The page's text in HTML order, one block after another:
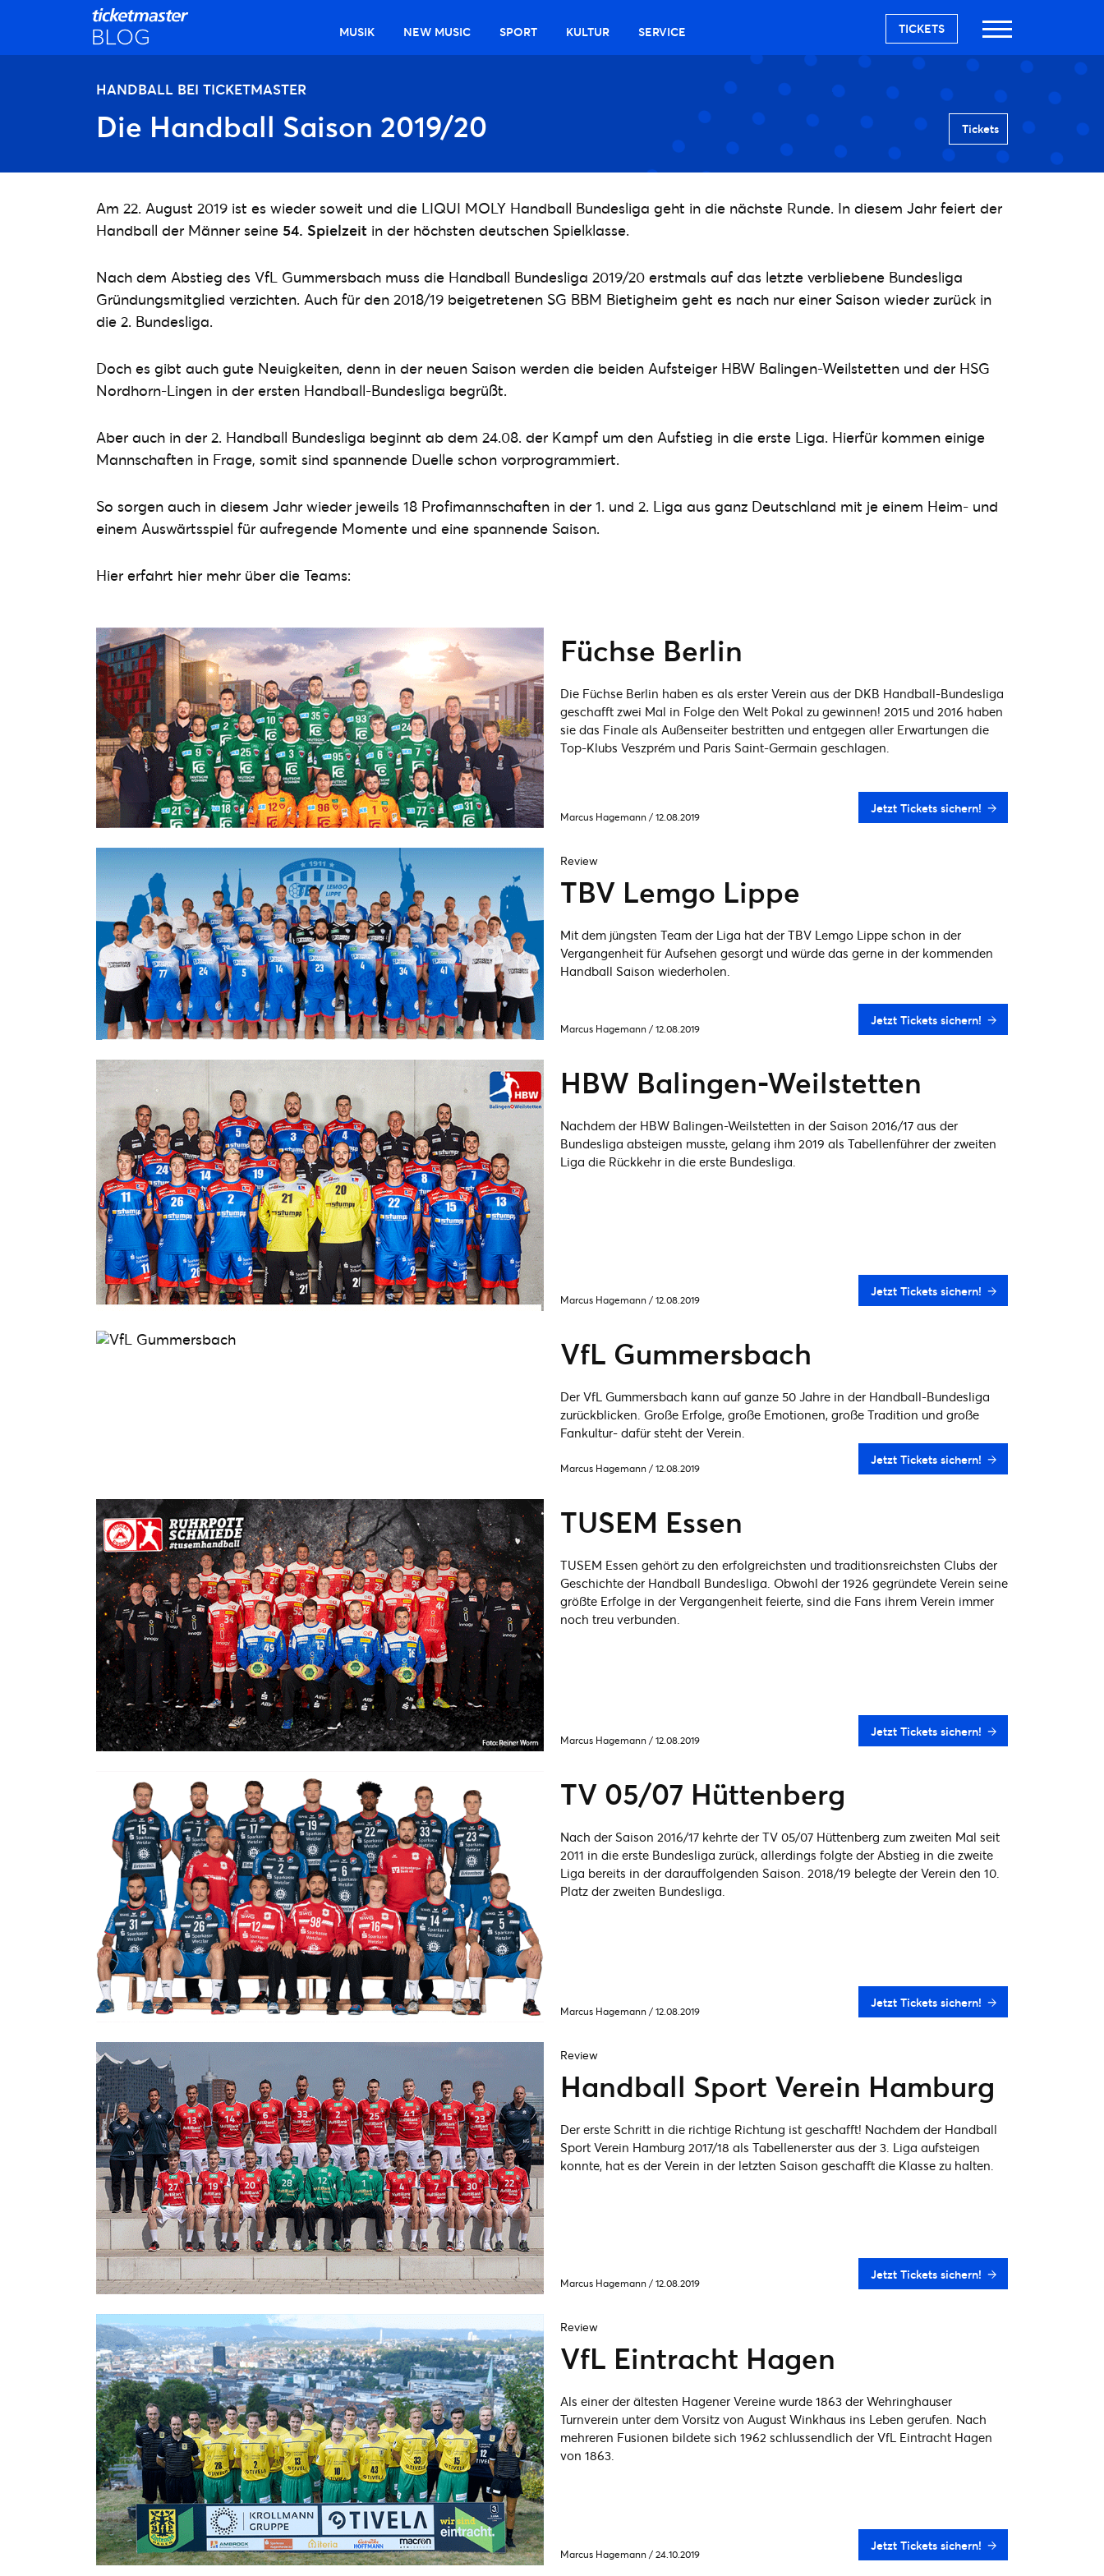
MUSIK NEW MUSIC SPORT KULTUR SERVICE TICKETS
HANDBALL BEI TICKETMASTER
Die Handball Saison 2019/20 Tickets
Am 22. August 2019 ist es wieder soweit und die LIQUI MOLY Handball Bundesliga geht in die nächste Runde. In diesem Jahr feiert der
Handball der Männer seine 54. Spielzeit in der höchsten deutschen Spielklasse.
Nach dem Abstieg des VfL Gummersbach muss die Handball Bundesliga 2019/20 erstmals auf das letzte verbliebene Bundesliga
Gründungsmitglied verzichten. Auch für den 2018/19 beigetretenen SG BBM Bietigheim geht es nach nur einer Saison wieder zurück in
die 2. Bundesliga.
Doch es gibt auch gute Neuigkeiten, denn in der neuen Saison werden die beiden Aufsteiger HBW Balingen-Weilstetten und der HSG
Nordhorn-Lingen in der ersten Handball-Bundesliga begrüßt.
Aber auch in der 2. Handball Bundesliga beginnt ab dem 24.08. der Kampf um den Aufstieg in die erste Liga. Hierfür kommen einige
Mannschaften in Frage, somit sind spannende Duelle schon vorprogrammiert.
So sorgen auch in diesem Jahr wieder jeweils 18 Profimannschaften in der 1. und 2. Liga aus ganz Deutschland mit je einem Heim- und
einem Auswärtsspiel für aufregende Momente und eine spannende Saison.
Hier erfahrt hier mehr über die Teams:
Füchse Berlin
Die Füchse Berlin haben es als erster Verein aus der DKB Handball-Bundesliga
geschafft zwei Mal in Folge den Welt Pokal zu gewinnen! 2015 und 2016 haben
sie das Finale als Außenseiter bestritten und entgegen aller Erwartungen die
Top-Klubs Veszprém und Paris Saint-Germain geschlagen.
Marcus Hagemann / 12.08.2019
Jetzt Tickets sichern!
Review
TBV Lemgo Lippe
Mit dem jüngsten Team der Liga hat der TBV Lemgo Lippe schon in der
Vergangenheit für Aufsehen gesorgt und würde das gerne in der kommenden
Handball Saison wiederholen.
Marcus Hagemann / 12.08.2019
Jetzt Tickets sichern!
HBW Balingen-Weilstetten
Nachdem der HBW Balingen-Weilstetten in der Saison 2016/17 aus der
Bundesliga absteigen musste, gelang ihm 2019 als Tabellenführer der zweiten
Liga die Rückkehr in die erste Bundesliga.
Marcus Hagemann / 12.08.2019
Jetzt Tickets sichern!
VfL Gummersbach
Der VfL Gummersbach kann auf ganze 50 Jahre in der Handball-Bundesliga
zurückblicken. Große Erfolge, große Emotionen, große Tradition und große
Fankultur- dafür steht der Verein.
Marcus Hagemann / 12.08.2019
Jetzt Tickets sichern!
TUSEM Essen
TUSEM Essen gehört zu den erfolgreichsten und traditionsreichsten Clubs der
Geschichte der Handball Bundesliga. Obwohl der 1926 gegründete Verein seine
größte Erfolge in der Vergangenheit feierte, sind die Fans ihrem Verein immer
noch treu verbunden.
Marcus Hagemann / 12.08.2019
Jetzt Tickets sichern!
TV 05/07 Hüttenberg
Nach der Saison 2016/17 kehrte der TV 05/07 Hüttenberg zum zweiten Mal seit
2011 in die erste Bundesliga zurück, allerdings folgte der Abstieg in die zweite
Liga bereits in der darauffolgenden Saison. 2018/19 belegte der Verein den 10.
Platz der zweiten Bundesliga.
Marcus Hagemann / 12.08.2019
Jetzt Tickets sichern!
Review
Handball Sport Verein Hamburg
Der erste Schritt in die richtige Richtung ist geschafft! Nachdem der Handball
Sport Verein Hamburg 2017/18 als Tabellenerster aus der 3. Liga aufsteigen
konnte, hat es der Verein in der letzten Saison geschafft die Klasse zu halten.
Marcus Hagemann / 12.08.2019
Jetzt Tickets sichern!
Review
VfL Eintracht Hagen
Als einer der ältesten Hagener Vereine wurde 1863 der Wehringhauser
Turnverein unter dem Vorsitz von August Winkhaus ins Leben gerufen. Nach
mehreren Fusionen bildete sich 1962 schlussendlich der VfL Eintracht Hagen
von 1863.
Marcus Hagemann / 24.10.2019
Jetzt Tickets sichern!